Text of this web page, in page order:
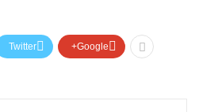
Twitter Google+